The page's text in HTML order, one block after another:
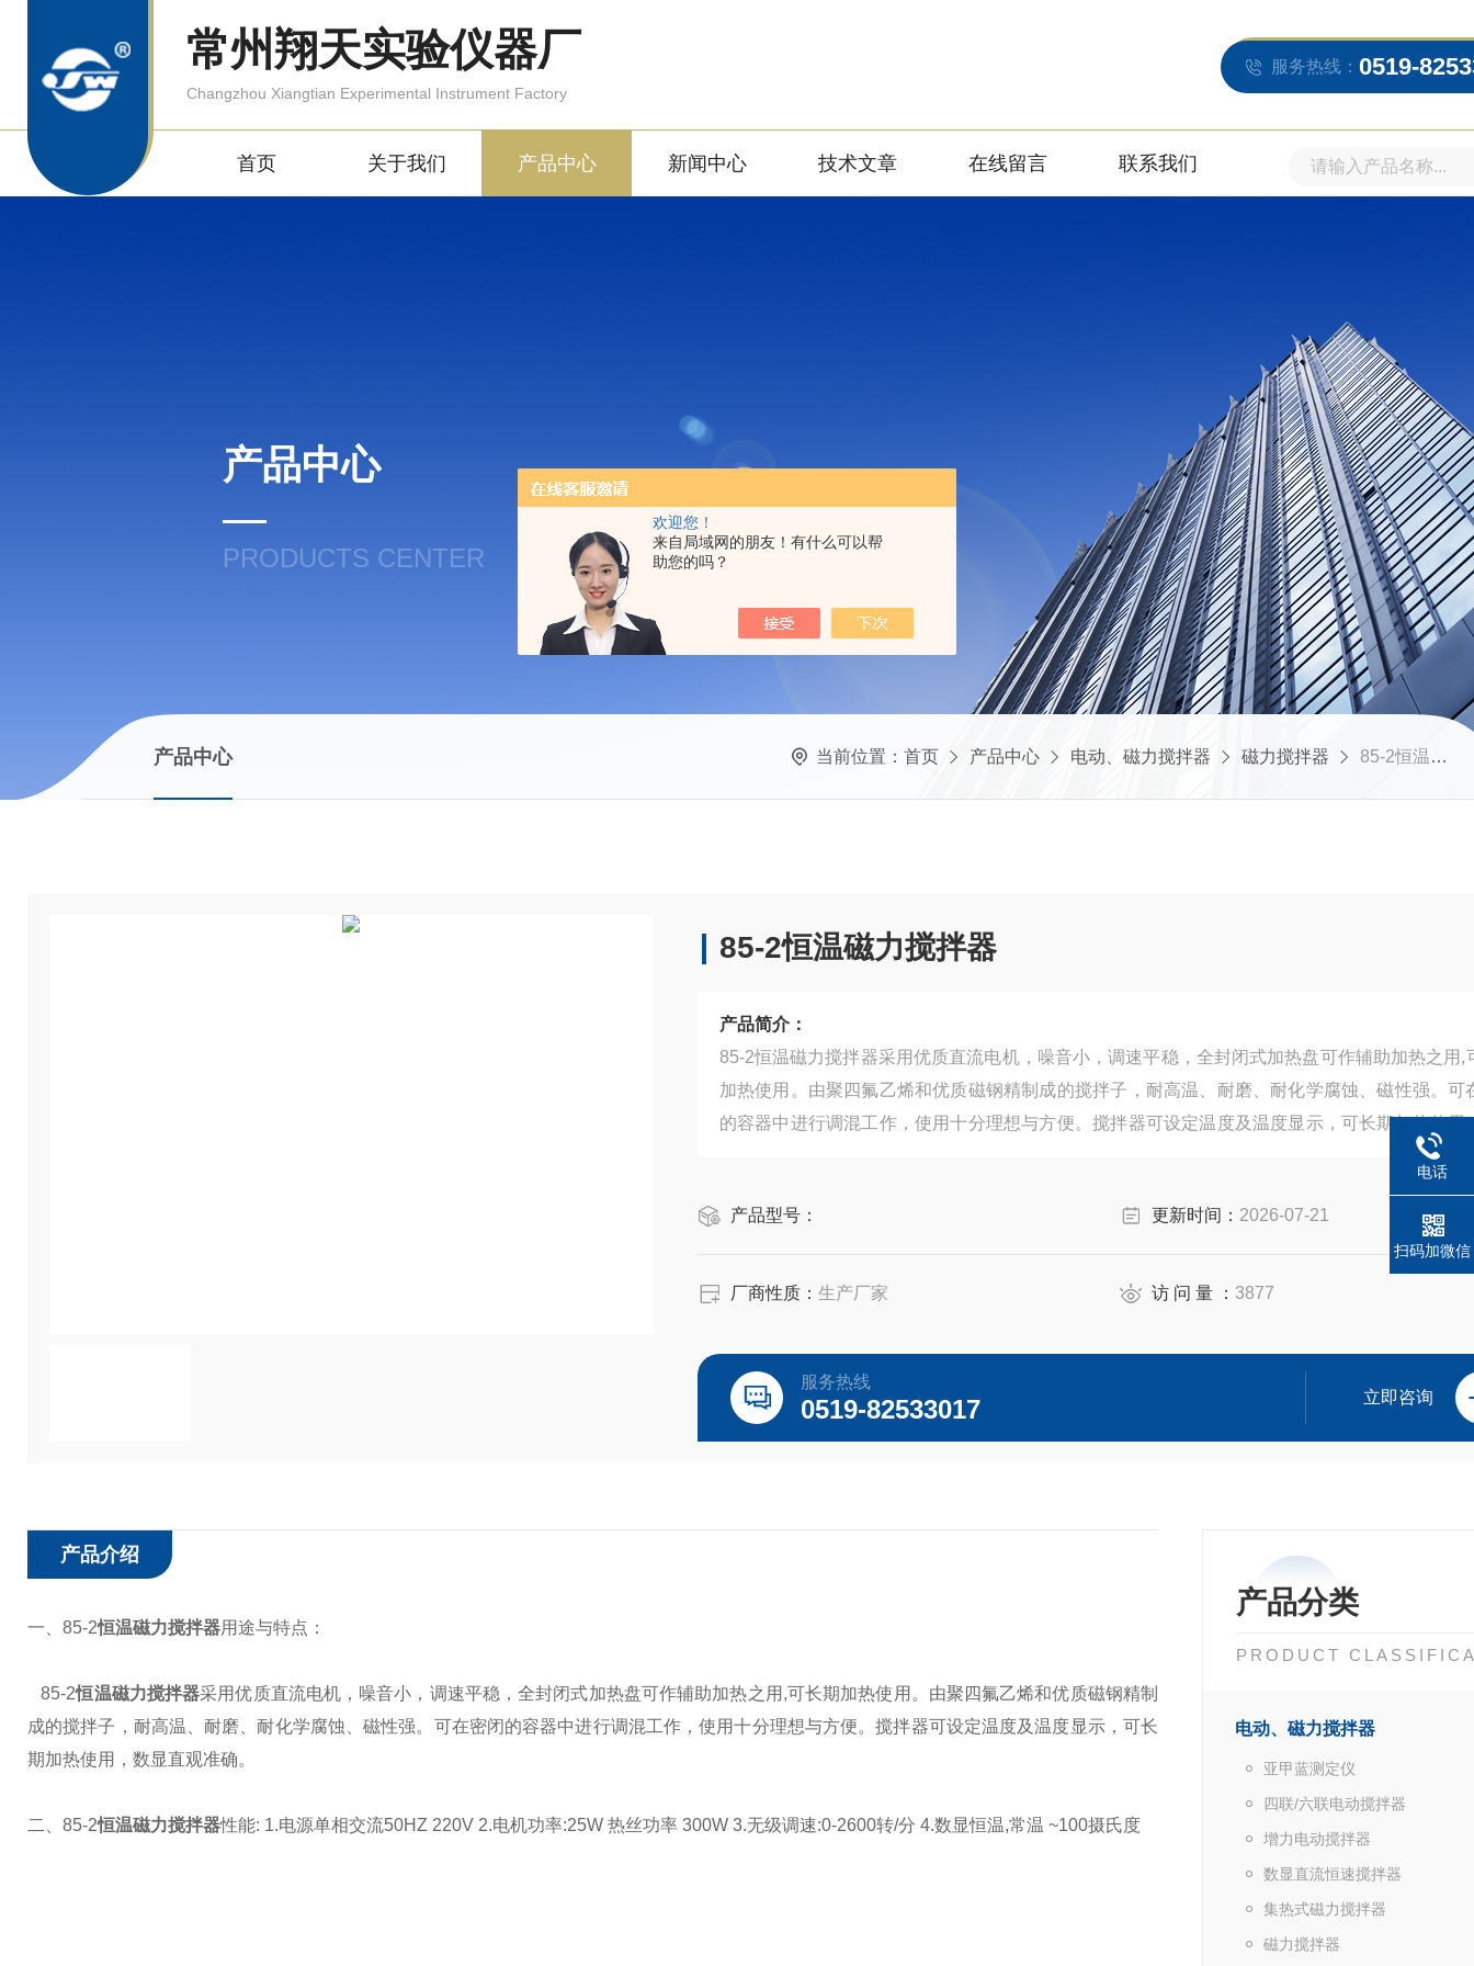
欢迎您！
来自局域网的朋友！有什么可以帮
助您的吗？
常州翔天实验仪器厂
Changzhou Xiangtian Experimental Instrument Factory
服务热线： 0519-
首页 关于我们 产品中心 新闻中心 技术文章 在线留言 联系我们
产品中心
PRODUCTS CENTER
产品中心 当前位置： 首页 产品中心 电动、磁力搅拌器 磁力搅拌器 85-2恒温磁力搅拌器
85-2恒温磁力搅拌器
产品简介：
85-2恒温磁力搅拌器采用优质直流电机，噪音小，调速平稳，全封闭式加热盘可作辅助加热之用,
加热使用。由聚四氟乙烯和优质磁钢精制成的搅拌子，耐高温、耐磨、耐化学腐蚀、磁性强。可
的容器中进行调混工作，使用十分理想与方便。搅拌器可设定温度及温度显示，可长期加热使用
产品型号： 更新时间： 2026-07-21
厂商性质： 生产厂家 访 问 量 ：3877
服务热线
0519-82533017 立即咨询
产品分类
PRODUCT
电动、磁力搅拌器
亚甲蓝测定仪
四联/六联电动搅拌器
增力电动搅拌器
数显直流恒速搅拌器
集热式磁力搅拌器
磁力搅拌器
产品介绍
一、85-2恒温磁力搅拌器用途与特点：
85-2恒温磁力搅拌器采用优质直流电机，噪音小，调速平稳，全封闭式加热盘可作辅助加热之用,可长期加热使用。由聚四氟乙烯和优质磁钢精制
成的搅拌子，耐高温、耐磨、耐化学腐蚀、磁性强。可在密闭的容器中进行调混工作，使用十分理想与方便。搅拌器可设定温度及温度显示，可长
期加热使用，数显直观准确。
二、85-2恒温磁力搅拌器性能: 1.电源单相交流50HZ 220V 2.电机功率:25W 热丝功率 300W 3.无级调速:0-2600转/分 4.数显恒温,常温 ~100摄氏度
电话
扫码加微信